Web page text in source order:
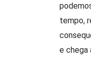
tempo,
e chega